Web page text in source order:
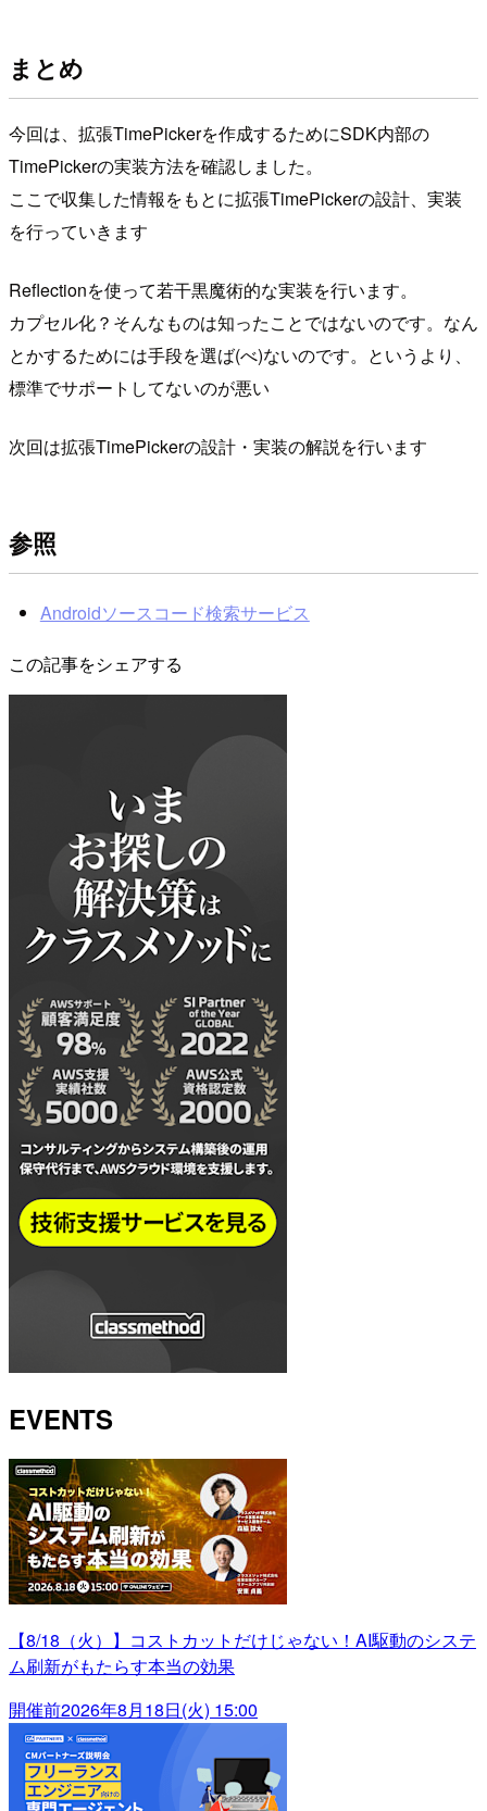
まとめ
今回は、拡張TimePickerを作成するためにSDK内部の
TimePickerの実装方法を確認しました。
ここで収集した情報をもとに拡張TimePickerの設計、実装
を行っていきます
Reflectionを使って若干黒魔術的な実装を行います。
カプセル化？そんなものは知ったことではないのです。なん
とかするためには手段を選ば(べ)ないのです。というより、
標準でサポートしてないのが悪い
次回は拡張TimePickerの設計・実装の解説を行います
参照
Androidソースコード検索サービス
この記事をシェアする
EVENTS
【8/18（火）】コストカットだけじゃない！AI駆動のシステ
ム刷新がもたらす本当の効果
開催前2026年8月18日(火) 15:00